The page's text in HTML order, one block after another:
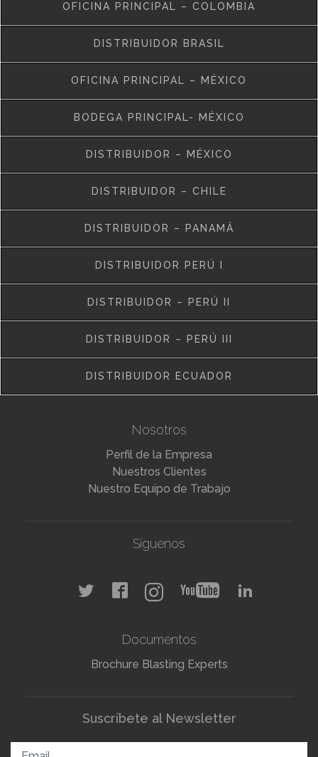
OFICINA PRINCIPAL – COLOMBIA
DISTRIBUIDOR BRASIL
OFICINA PRINCIPAL – MÉXICO
BODEGA PRINCIPAL- MÉXICO
DISTRIBUIDOR – MÉXICO
DISTRIBUIDOR – CHILE
DISTRIBUIDOR – PANAMÁ
DISTRIBUIDOR PERÚ I
DISTRIBUIDOR – PERÚ II
DISTRIBUIDOR – PERÚ III
DISTRIBUIDOR ECUADOR
Nosotros
Perfil de la Empresa
Nuestros Clientes
Nuestro Equipo de Trabajo
Síguenos
Documentos
Brochure Blasting Experts
Suscríbete al Newsletter